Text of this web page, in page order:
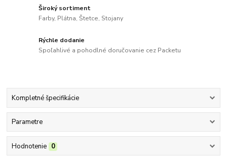
Široký sortiment
Farby, Plátna, Štetce, Stojany
Rýchle dodanie
Spoľahlivé a pohodlné doručovanie cez Packetu
Kompletné špecifikácie
Parametre
Hodnotenie 0